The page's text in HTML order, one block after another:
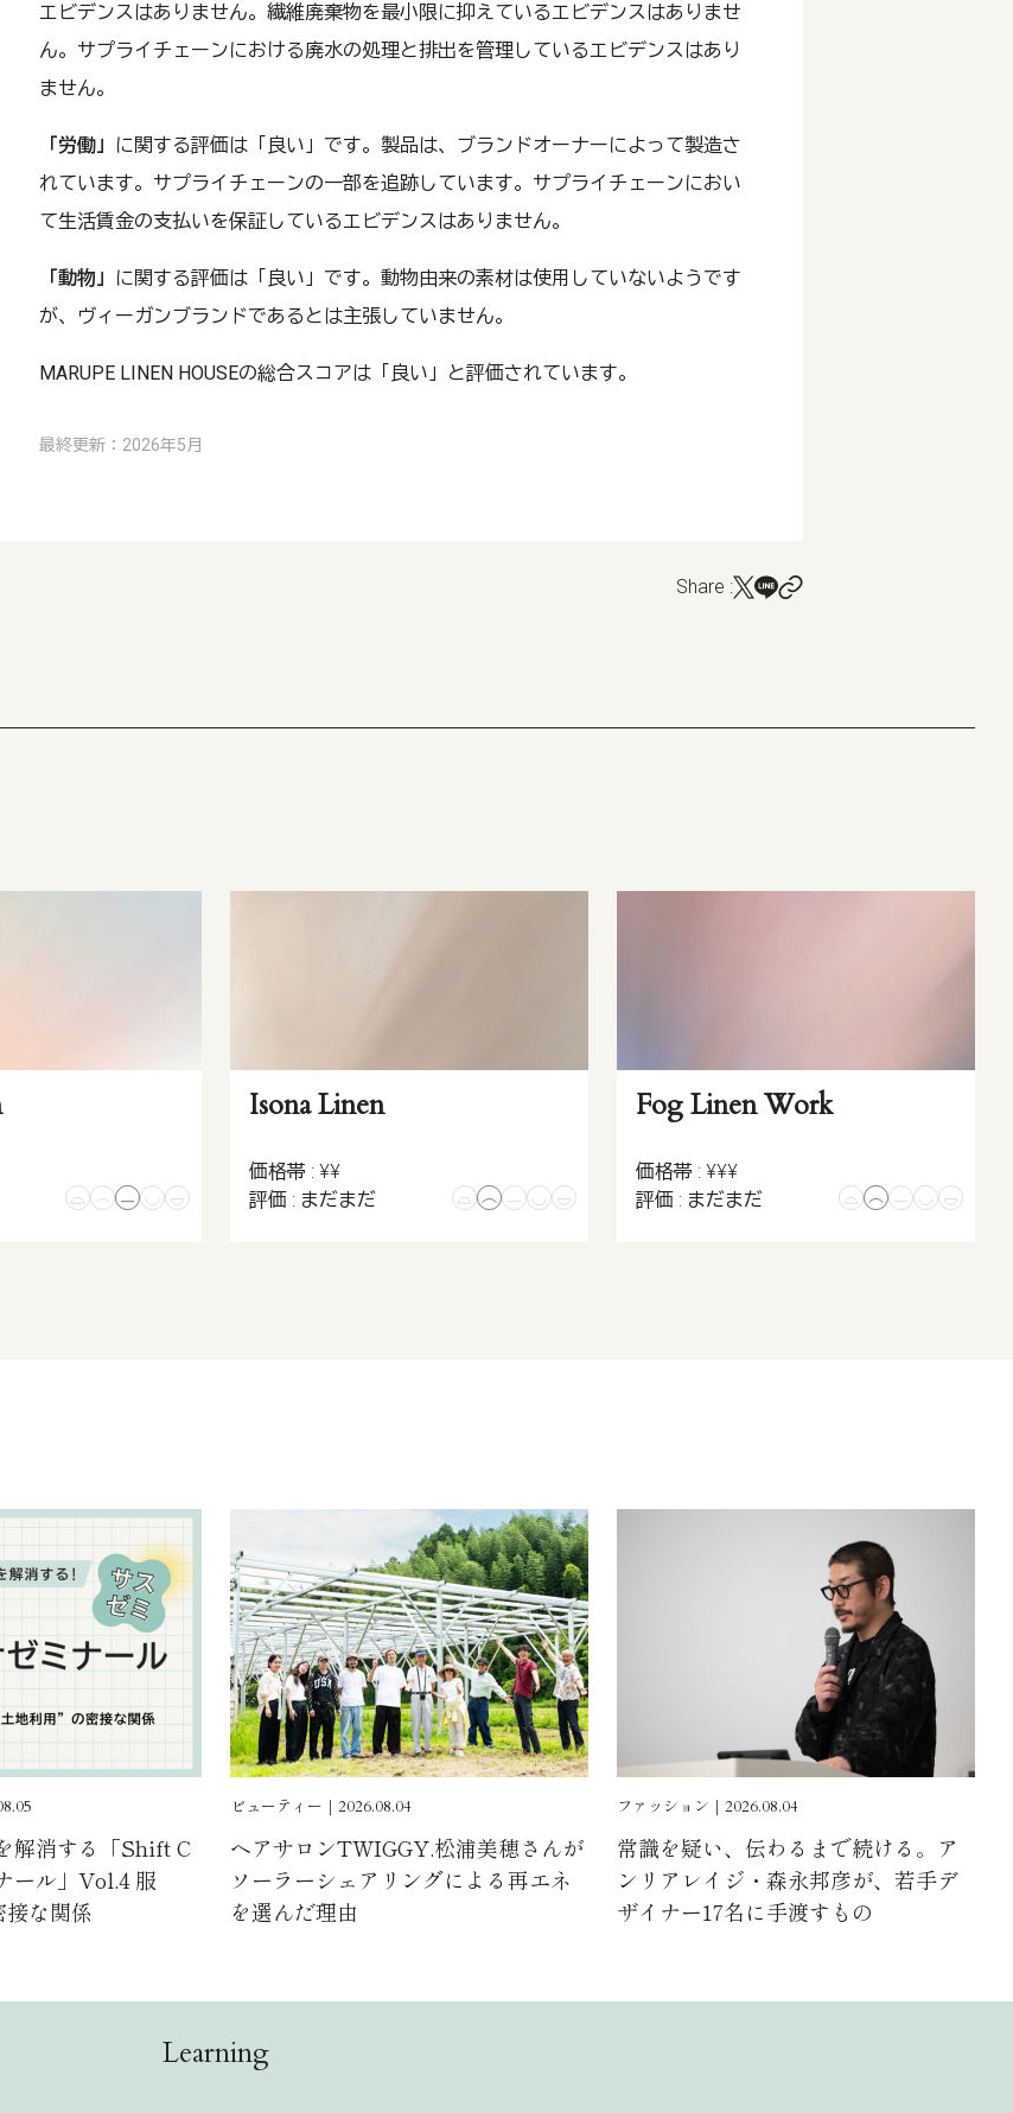
エビデンスはありません。繊維廃棄物を最小限に抑えているエビデンスはありませ
ん。サプライチェーンにおける廃水の処理と排出を管理しているエビデンスはあり
ません。
「労働」
に関する評価は「良い」です。製品は、ブランドオーナーによって製造さ
れています。サプライチェーンの一部を追跡しています。サプライチェーンにおい
て生活賃金の支払いを保証しているエビデンスはありません。
「動物」
に関する評価は「良い」です。動物由来の素材は使用していないようです
が、ヴィーガンブランドであるとは主張していません。
MARUPE LINEN HOUSEの総合スコアは「良い」と評価されています。
最終更新：2026年5月
Share :
Isona Linen
価格帯 : ¥¥
評価 : まだまだ
Fog Linen Work
価格帯 : ¥¥¥
評価 : まだまだ
解消する「Shift C
ール」Vol.4 服
接な関係
ビューティー｜2026.08.04
ヘアサロンTWIGGY.松浦美穂さんが
ソーラーシェアリングによる再エネ
を選んだ理由
ファッション｜2026.08.04
常識を疑い、伝わるまで続ける。ア
ンリアレイジ・森永邦彦が、若手デ
ザイナー17名に手渡すもの
Learning